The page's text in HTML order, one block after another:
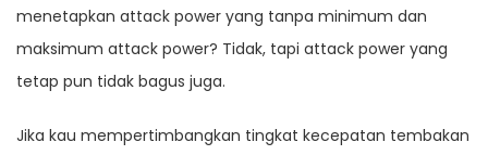
menetapkan attack power yang tanpa minimum dan
maksimum attack power? Tidak, tapi attack power yang
tetap pun tidak bagus juga.
Jika kau mempertimbangkan tingkat kecepatan tembakan